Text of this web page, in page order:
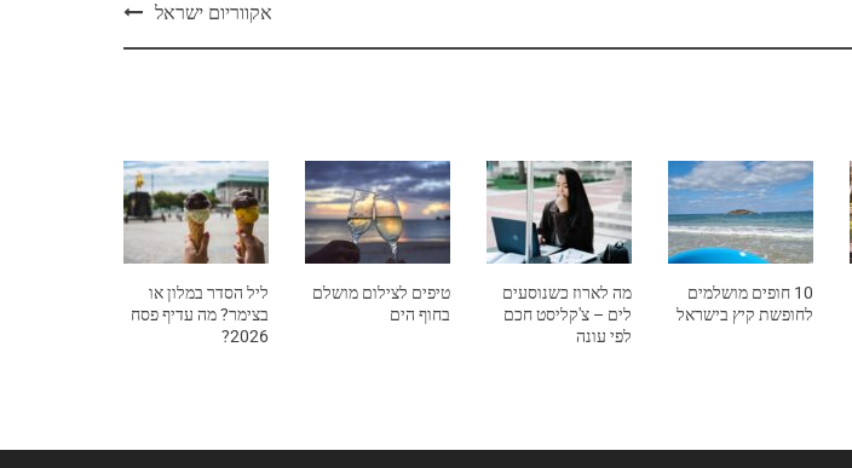
אקווריום ישראל
ליל הסדר במלון או
בצימר? מה עדיף פסח
2026?
טיפים לצילום מושלם
בחוף הים
מה לארוז כשנוסעים
לים – צ'קליסט חכם
לפי עונה
10 חופים מושלמים
לחופשת קיץ בישראל